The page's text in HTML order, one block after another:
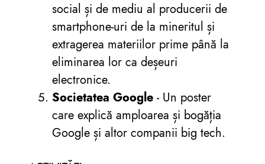
social și de mediu al producerii de
smartphone-uri de la mineritul și
extragerea materiilor prime până la
eliminarea lor ca deșeuri
electronice.
Societatea Google - Un poster
care explică amploarea și bogăția
Google și altor companii big tech.